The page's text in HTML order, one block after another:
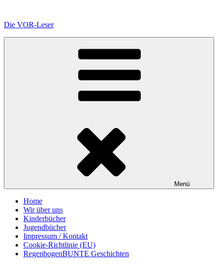
springen
Die VOR-Leser
Menü
Home
Wir über uns
Kinderbücher
Jugendbücher
Impressum / Kontakt
Cookie-Richtlinie (EU)
RegenbogenBUNTE Geschichten